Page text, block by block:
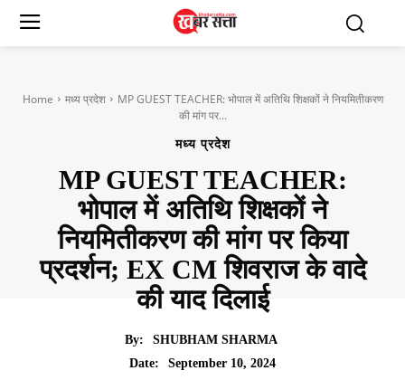
Home मध्य प्रदेश
MP GUEST TEACHER: भोपाल में अतिथि शिक्षकों ने नियमितीकरण
की मांग पर...
मध्य प्रदेश
MP GUEST TEACHER:
भोपाल में अतिथि शिक्षकों ने
नियमितीकरण की मांग पर किया
प्रदर्शन; EX CM शिवराज के वादे
की याद दिलाई
By:
SHUBHAM SHARMA
Date:
September 10, 2024